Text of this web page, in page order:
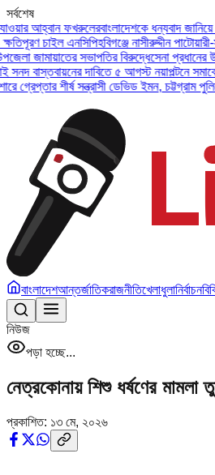
সর্বশেষ
ফখরুলেরবাংলাদেশকে ধন্যবাদ জানিয়ে ঢাকা
এনসিপিহবিগঞ্জে নাসীরুদ্দীন পাটোয়ারী-
সভাপতির বিরুদ্ধেসেনা প্রধানের উদ্বোধনে
দাবিতে ৫ আগস্ট নয়াপল্টনে সমাবেশ করবে
শীর্ষ সন্ত্রাসী ডেভিড ইমন, চট্টগ্রাম পুলিশের
বাংলাদেশআন্তর্জাতিকরাজনীতিখেলাধুলানির্বাচন
নিউজ
পড়া হচ্ছে...
নেত্রকোনায় শিশু ধর্ষণের মামলা
প্রকাশিত: ১৩ মে, ২০২৬